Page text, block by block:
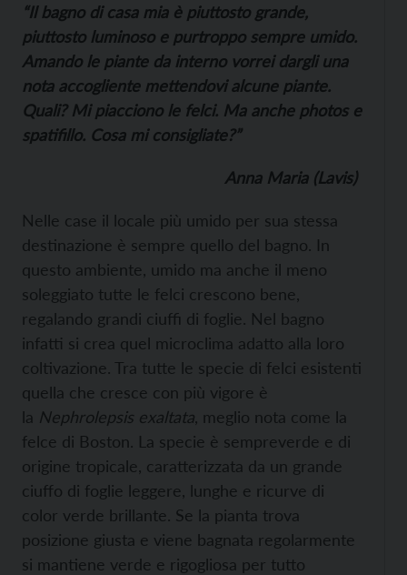
“Il bagno di casa mia è piuttosto grande,
piuttosto luminoso e purtroppo sempre umido.
Amando le piante da interno vorrei dargli una
nota accogliente mettendovi alcune piante.
Quali? Mi piacciono le felci. Ma anche photos e
spatifillo. Cosa mi consigliate?”
Anna Maria (Lavis)
Nelle case il locale più umido per sua stessa
destinazione è sempre quello del bagno. In
questo ambiente, umido ma anche il meno
soleggiato tutte le felci crescono bene,
regalando grandi ciuffi di foglie. Nel bagno
infatti si crea quel microclima adatto alla loro
coltivazione. Tra tutte le specie di felci esistenti
quella che cresce con più vigore è
la Nephrolepsis exaltata meglio nota come la
felce di Boston. La specie è sempreverde e di
origine tropicale, caratterizzata da un grande
ciuffo di foglie leggere, lunghe e ricurve di
color verde brillante. Se la pianta trova
posizione giusta e viene bagnata regolarmente
si mantiene verde e rigogliosa per tutto